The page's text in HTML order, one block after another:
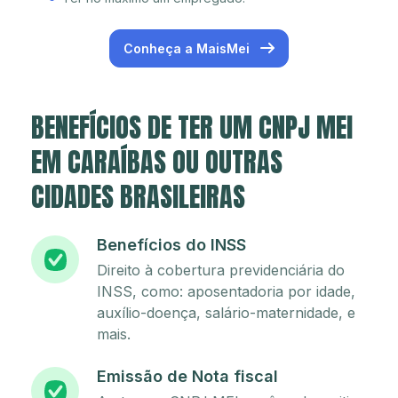
Conheça a MaisMei
BENEFÍCIOS DE TER UM CNPJ MEI
EM CARAÍBAS OU OUTRAS
CIDADES BRASILEIRAS
Benefícios do INSS
Direito à cobertura previdenciária do
INSS, como: aposentadoria por idade,
auxílio-doença, salário-maternidade, e
mais.
Emissão de Nota fiscal